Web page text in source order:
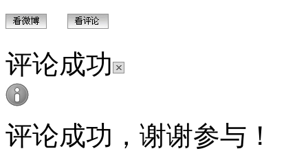
评论成功
评论成功，谢谢参与！